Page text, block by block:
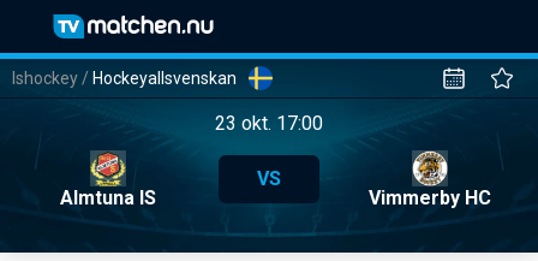
Ishockey / Hockeyallsvenskan
23 okt. 17:00
Almtuna IS
VS
Vimmerby HC